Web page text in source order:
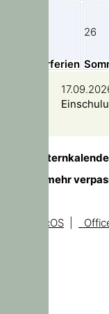
Sommerferien
26
Temine mehr
iOS, macOS